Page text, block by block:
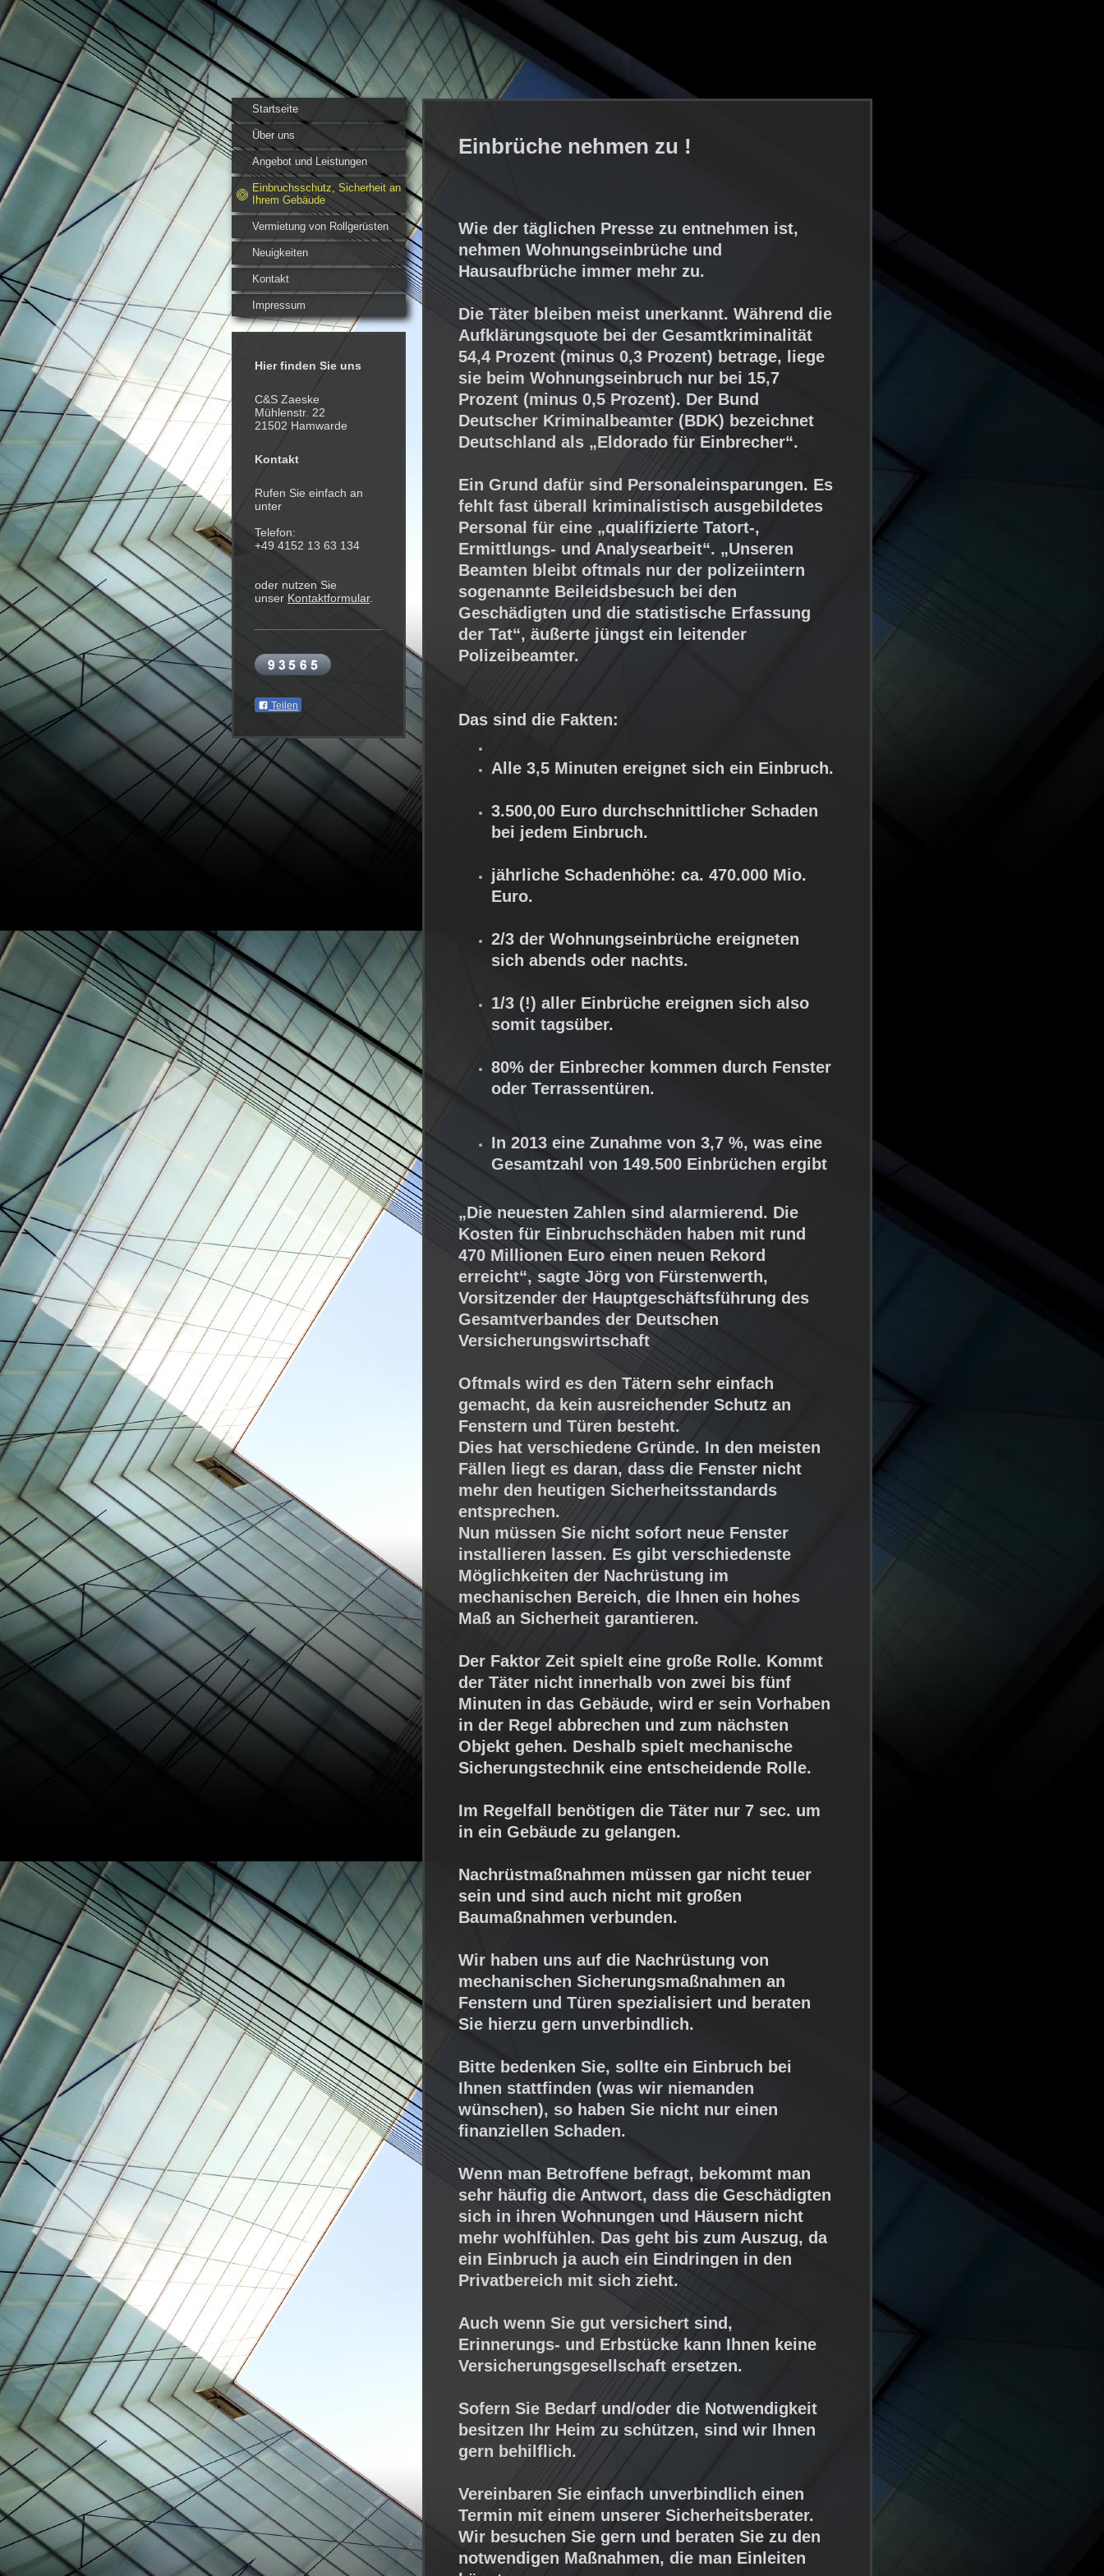
Startseite
Über uns
Angebot und Leistungen
Einbruchsschutz, Sicherheit an
Ihrem Gebäude
Vermietung von Rollgerüsten
Neuigkeiten
Kontakt
Impressum
Hier finden Sie uns
C&S Zaeske
Mühlenstr. 22
21502 Hamwarde
Kontakt
Rufen Sie einfach an
unter
Telefon:
+49 4152 13 63 134
oder nutzen Sie
unser Kontaktformular.
Teilen
Einbrüche nehmen zu !
Wie der täglichen Presse zu entnehmen ist,
nehmen Wohnungseinbrüche und
Hausaufbrüche immer mehr zu.
Die Täter bleiben meist unerkannt. Während die
Aufklärungsquote bei der Gesamtkriminalität
54,4 Prozent (minus 0,3 Prozent) betrage, liege
sie beim Wohnungseinbruch nur bei 15,7
Prozent (minus 0,5 Prozent). Der Bund
Deutscher Kriminalbeamter (BDK) bezeichnet
Deutschland als „Eldorado für Einbrecher“.
Ein Grund dafür sind Personaleinsparungen. Es
fehlt fast überall kriminalistisch ausgebildetes
Personal für eine „qualifizierte Tatort-,
Ermittlungs- und Analysearbeit“. „Unseren
Beamten bleibt oftmals nur der polizeiintern
sogenannte Beileidsbesuch bei den
Geschädigten und die statistische Erfassung
der Tat“, äußerte jüngst ein leitender
Polizeibeamter.
Das sind die Fakten:
Alle 3,5 Minuten ereignet sich ein Einbruch.
3.500,00 Euro durchschnittlicher Schaden
bei jedem Einbruch.
jährliche Schadenhöhe: ca. 470.000 Mio.
Euro.
2/3 der Wohnungseinbrüche ereigneten
sich abends oder nachts.
1/3 (!) aller Einbrüche ereignen sich also
somit tagsüber.
80% der Einbrecher kommen durch Fenster
oder Terrassentüren.
In 2013 eine Zunahme von 3,7 %, was eine
Gesamtzahl von 149.500 Einbrüchen ergibt
„Die neuesten Zahlen sind alarmierend. Die
Kosten für Einbruchschäden haben mit rund
470 Millionen Euro einen neuen Rekord
erreicht“, sagte Jörg von Fürstenwerth,
Vorsitzender der Hauptgeschäftsführung des
Gesamtverbandes der Deutschen
Versicherungswirtschaft
Oftmals wird es den Tätern sehr einfach
gemacht, da kein ausreichender Schutz an
Fenstern und Türen besteht.
Dies hat verschiedene Gründe. In den meisten
Fällen liegt es daran, dass die Fenster nicht
mehr den heutigen Sicherheitsstandards
entsprechen.
Nun müssen Sie nicht sofort neue Fenster
installieren lassen. Es gibt verschiedenste
Möglichkeiten der Nachrüstung im
mechanischen Bereich, die Ihnen ein hohes
Maß an Sicherheit garantieren.
Der Faktor Zeit spielt eine große Rolle. Kommt
der Täter nicht innerhalb von zwei bis fünf
Minuten in das Gebäude, wird er sein Vorhaben
in der Regel abbrechen und zum nächsten
Objekt gehen. Deshalb spielt mechanische
Sicherungstechnik eine entscheidende Rolle.
Im Regelfall benötigen die Täter nur7 sec. um
in ein Gebäude zu gelangen.
Nachrüstmaßnahmen müssen gar nicht teuer
sein und sind auch nicht mit großen
Baumaßnahmen verbunden.
Wir haben uns auf die Nachrüstung von
mechanischen Sicherungsmaßnahmen an
Fenstern und Türen spezialisiert und beraten
Sie hierzu gern unverbindlich.
Bitte bedenken Sie, sollte ein Einbruch bei
Ihnen stattfinden (was wir niemanden
wünschen), so haben Sie nicht nur einen
finanziellen Schaden.
Wenn man Betroffene befragt, bekommt man
sehr häufig die Antwort, dass die Geschädigten
sich in ihren Wohnungen und Häusern nicht
mehr wohlfühlen. Das geht bis zum Auszug, da
ein Einbruch ja auch ein Eindringen in den
Privatbereich mit sich zieht.
Auch wenn Sie gut versichert sind,
Erinnerungs- und Erbstücke kann Ihnen keine
Versicherungsgesellschaft ersetzen.
Sofern Sie Bedarf und/oder die Notwendigkeit
besitzen Ihr Heim zu schützen, sind wir Ihnen
gern behilflich.
Vereinbaren Sie einfach unverbindlich einen
Termin mit einem unserer Sicherheitsberater.
Wir besuchen Sie gern und beraten Sie zu den
notwendigen Maßnahmen, die man Einleiten